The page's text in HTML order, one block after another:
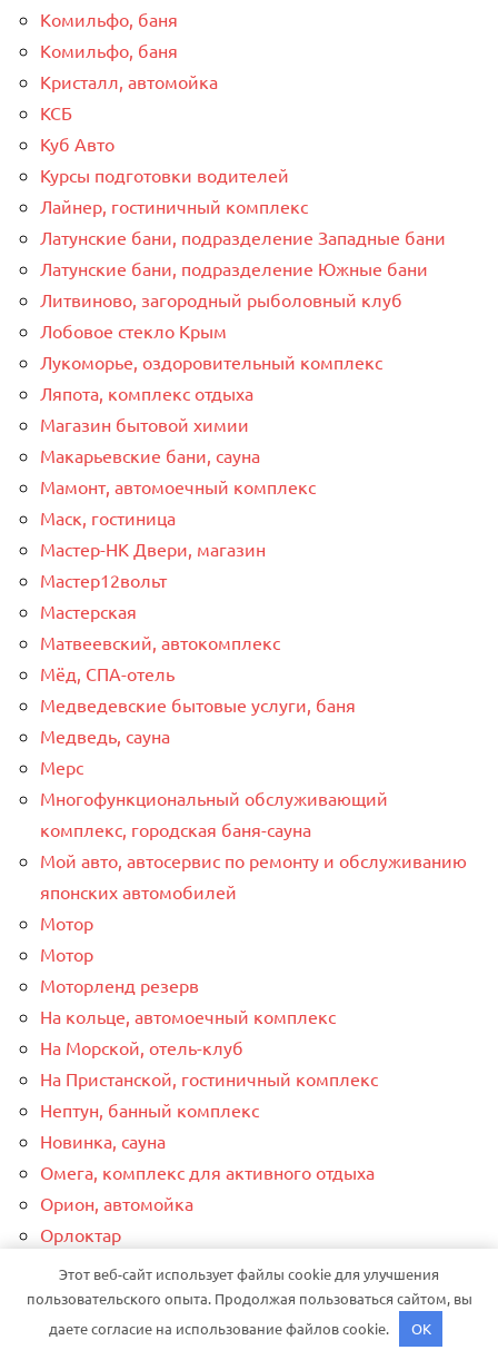
Комильфо, баня
Комильфо, баня
Кристалл, автомойка
КСБ
Куб Авто
Курсы подготовки водителей
Лайнер, гостиничный комплекс
Латунские бани, подразделение Западные бани
Латунские бани, подразделение Южные бани
Литвиново, загородный рыболовный клуб
Лобовое стекло Крым
Лукоморье, оздоровительный комплекс
Ляпота, комплекс отдыха
Магазин бытовой химии
Макарьевские бани, сауна
Мамонт, автомоечный комплекс
Маск, гостиница
Мастер-НК Двери, магазин
Мастер12вольт
Мастерская
Матвеевский, автокомплекс
Мёд, СПА-отель
Медведевские бытовые услуги, баня
Медведь, сауна
Мерс
Многофункциональный обслуживающий
комплекс, ​городская баня-сауна
Мой авто, автосервис по ремонту и обслуживанию
японских автомобилей
Мотор
Мотор
Моторленд резерв
На кольце, автомоечный комплекс
На Морской, отель-клуб
На Пристанской, гостиничный комплекс
Нептун, банный комплекс
Новинка, сауна
Омега, комплекс для активного отдыха
Орион, автомойка
Орлоктар
От винта+
Отдых, развлекательный центр
Пальма, сауна
Этот веб-сайт использует файлы cookie для улучшения
пользовательского опыта. Продолжая пользоваться сайтом, вы
даете согласие на использование файлов cookie.
OK